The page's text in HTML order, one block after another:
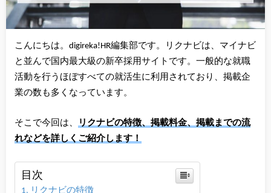
こんにちは。digireka!HR編集部です。リクナビは、マイナビ
と並んで国内最大級の新卒採用サイトです。一般的な就職
活動を行うほぼすべての就活生に利用されており、掲載企
業の数も多くなっています。
そこで今回は、 リクナビの特徴、掲載料金、掲載までの流
れなどを詳しくご紹介します！
目次
リクナビの特徴